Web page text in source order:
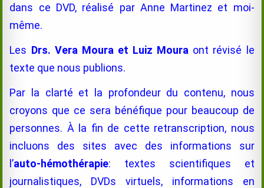
dans ce DVD, réalisé par Anne Martinez et moi-
même.
Les Drs. Vera Moura et Luiz Moura ont révisé le
texte que nous publions.
Par la clarté et la profondeur du contenu, nous
croyons que ce sera bénéfique pour beaucoup de
personnes. À la fin de cette retranscription, nous
incluons des sites avec des informations sur
l’auto-hémothérapie: textes scientifiques et
journalistiques, DVDs virtuels, informations en